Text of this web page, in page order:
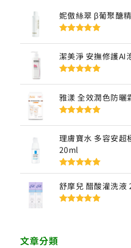
妮傲絲翠 β葡聚醣
5
潔美淨 安撫修護AI
雅漾 全效潤色防曬
5
理膚寶水 多容安超
20ml
評分5滿分
5
舒摩兒 醋酸灌洗液
文章分類